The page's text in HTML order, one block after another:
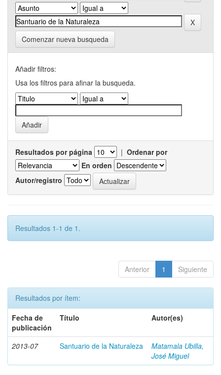
Comenzar nueva busqueda
Añadir filtros:
Usa los filtros para afinar la busqueda.
Resultados por página | Ordenar por
En orden
Autor/registro
Resultados 1-1 de 1.
Anterior 1 Siguiente
Resultados por ítem:
Fecha de
publicación
Título Autor(es)
2013-07 Santuario de la Naturaleza
Matamala Ubilla,
José Miguel